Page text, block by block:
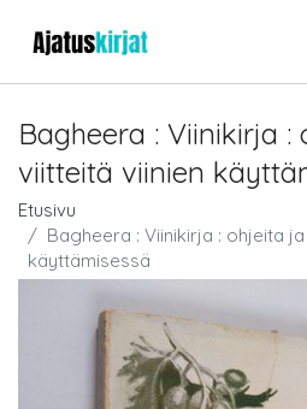
Bagheera : Viinikirja :
viitteitä viinien
Etusivu
Bagheera : Viinikirja : ohjeita
käyttämisessä